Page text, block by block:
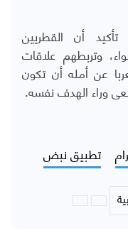
أن القطريين
وتربطهم علاقات
عن أمله أن تكون
وراء الهدف نفسه.
تطبيق نبض